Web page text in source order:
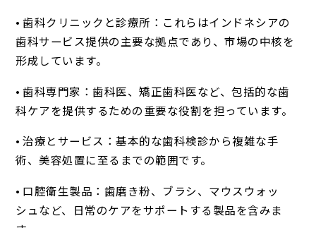
• 歯科クリニックと診療所：これらはインドネシアの
歯科サービス提供の主要な拠点であり、市場の中核を
形成しています。
• 歯科専門家：歯科医、矯正歯科医など、包括的な歯
科ケアを提供するための重要な役割を担っています。
• 治療とサービス：基本的な歯科検診から複雑な手
術、美容処置に至るまでの範囲です。
• 口腔衛生製品：歯磨き粉、ブラシ、マウスウォッ
シュなど、日常のケアをサポートする製品を含みま